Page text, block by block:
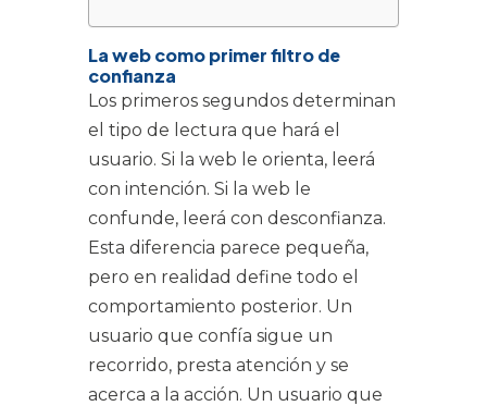
La web como primer filtro de
confianza
Los primeros segundos determinan
el tipo de lectura que hará el
usuario. Si la web le orienta, leerá
con intención. Si la web le
confunde, leerá con desconfianza.
Esta diferencia parece pequeña,
pero en realidad define todo el
comportamiento posterior. Un
usuario que confía sigue un
recorrido, presta atención y se
acerca a la acción. Un usuario que